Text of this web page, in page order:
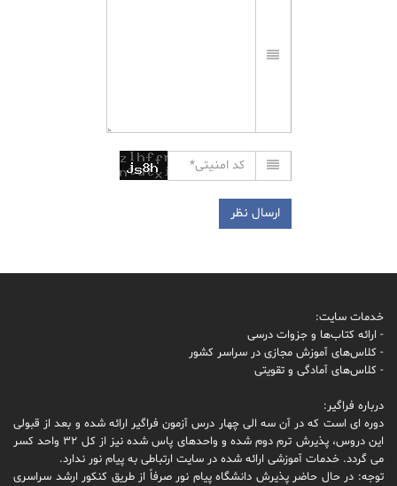
خدمات سایت:
- ارائه کتاب‌ها و جزوات درسی
- کلاس‌های آموزش مجازی در سراسر کشور
- کلاس‌های آمادگی و تقویتی
درباره فراگیر:
دوره ای است که در آن سه الی چهار درس آزمون فراگیر ارائه شده و بعد از قبولی
این دروس، پذیرش ترم دوم شده و واحدهای پاس شده نیز از کل 32 واحد کسر
می گردد. خدمات آموزشی ارائه شده در سایت ارتباطی به پیام نور ندارد.
توجه: در حال حاضر پذیرش دانشگاه پیام نور صرفاً از طریق کنکور ارشد سراسری